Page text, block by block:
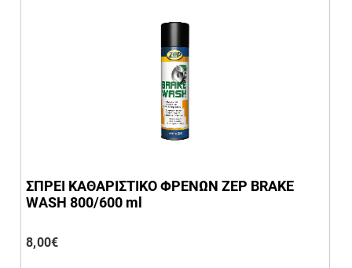
ΣΠΡΕΙ ΚΑΘΑΡΙΣΤΙΚΟ ΦΡΕΝΩΝ ZEP BRAKE
WASH 800/600 ml
8,00€